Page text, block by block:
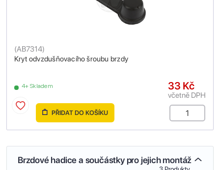
Kryt odvzdušňovacího šroubu brzdy
(AB7314)
4+ Skladem 33 Kč
včetně DPH
PŘIDAT DO KOŠÍKU
Brzdové hadice a součástky pro jejich montáž